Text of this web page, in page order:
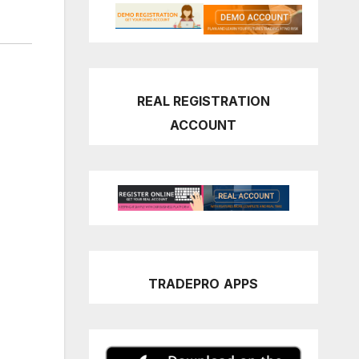
REAL REGISTRATION
ACCOUNT
TRADEPRO APPS